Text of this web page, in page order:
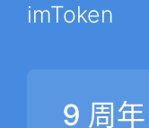
imToken
9 周年